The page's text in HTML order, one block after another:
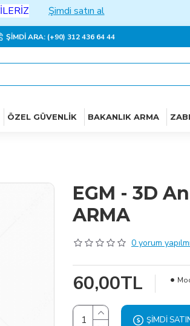
Şimdi satın al
ŞIMDI ARA: (+90) 312 436 64 44
ÖZEL GÜVENLIK BAKANLIK ARMA
EGM - 3D
ARMA
0 yorum
60,00TL
ŞIMDI